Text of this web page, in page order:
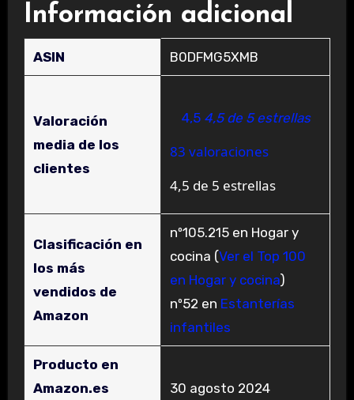
Información adicional
ASIN B0DFMG5XMB
Valoración
media de los
clientes
4,5 4,5 de 5 estrellas
83 valoraciones
4,5 de 5 estrellas
Clasificación en
los más
vendidos de
Amazon
nº105.215 en Hogar y
cocina (Ver el Top 100
en Hogar y cocina)
nº52 en Estanterías
infantiles
Producto en
Amazon.es
30 agosto 2024